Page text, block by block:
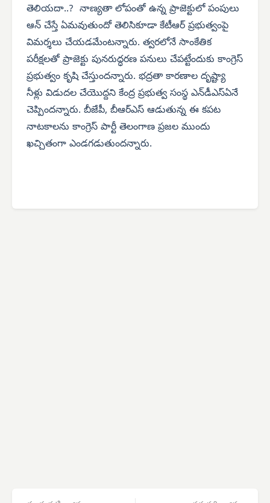
తెలియదా..? నాణ్యతా లోపంతో ఉన్న ప్రాజెక్టులో పంపులు
ఆన్ చేస్తే ఏమవుతుందో తెలిసికూడా కేటీఆర్ ప్రభుత్వంపై
విమర్శలు చేయడమేంటన్నారు. త్వరలోనే సాంకేతిక
పరీక్షలతో ప్రాజెక్టు పునరుద్ధరణ పనులు చేపట్టేందుకు కాంగ్రెస్
ప్రభుత్వం కృషి చేస్తుందన్నారు. భద్రతా కారణాల దృష్ట్యా
నీళ్లు విడుదల చేయొద్దని కేంద్ర ప్రభుత్వ సంస్థ ఎన్‌డీఎస్‌ఏనే
చెప్పిందన్నారు. బీజేపీ, బీఆర్‌ఎస్ ఆడుతున్న ఈ కపట
నాటకాలను కాంగ్రెస్ పార్టీ తెలంగాణ ప్రజల ముందు
ఖచ్చితంగా ఎండగడుతుందన్నారు.